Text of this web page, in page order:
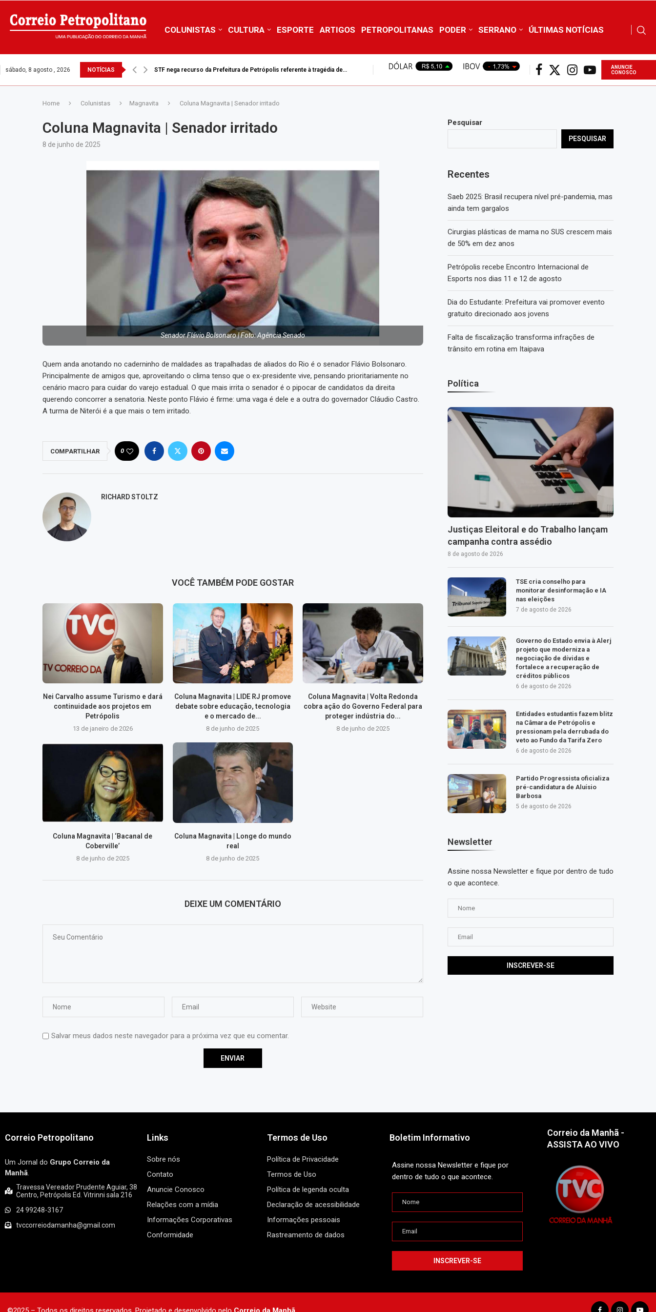
COLUNISTAS CULTURA ESPORTE ARTIGOS PETROPOLITANAS PODER SERRANO ÚLTIMAS NOTÍCIAS
sábado, 8 agosto , 2026 NOTÍCIAS STF nega recurso da Prefeitura de Petrópolis referente à tragédia de...
ANUNCIE
CONOSCO
Home Colunistas Magnavita Coluna Magnavita | Senador irritado
Coluna Magnavita | Senador irritado
8 de junho de 2025
Senador Flávio Bolsonaro | Foto: Agência Senado
Quem anda anotando no caderninho de maldades as trapalhadas de aliados do Rio é o senador Flávio Bolsonaro.
Principalmente de amigos que, aproveitando o clima tenso que o ex-presidente vive, pensando prioritariamente no
cenário macro para cuidar do varejo estadual. O que mais irrita o senador é o pipocar de candidatos da direita
querendo concorrer a senatoria. Neste ponto Flávio é firme: uma vaga é dele e a outra do governador Cláudio Castro.
A turma de Niterói é a que mais o tem irritado.
COMPARTILHAR 0
RICHARD STOLTZ
VOCÊ TAMBÉM PODE GOSTAR
Nei Carvalho assume Turismo e dará
continuidade aos projetos em
Petrópolis
13 de janeiro de 2026
Coluna Magnavita | LIDE RJ promove
debate sobre educação, tecnologia
e o mercado de...
8 de junho de 2025
Coluna Magnavita | Volta Redonda
cobra ação do Governo Federal para
proteger indústria do...
8 de junho de 2025
Coluna Magnavita | ‘Bacanal de
Coberville’
8 de junho de 2025
Coluna Magnavita | Longe do mundo
real
8 de junho de 2025
DEIXE UM COMENTÁRIO
Salvar meus dados neste navegador para a próxima vez que eu comentar.
Pesquisar
PESQUISAR
Recentes
Saeb 2025: Brasil recupera nível pré-pandemia, mas
ainda tem gargalos
Cirurgias plásticas de mama no SUS crescem mais
de 50% em dez anos
Petrópolis recebe Encontro Internacional de
Esports nos dias 11 e 12 de agosto
Dia do Estudante: Prefeitura vai promover evento
gratuito direcionado aos jovens
Falta de fiscalização transforma infrações de
trânsito em rotina em Itaipava
Política
Justiças Eleitoral e do Trabalho lançam
campanha contra assédio
8 de agosto de 2026
TSE cria conselho para
monitorar desinformação e IA
nas eleições
7 de agosto de 2026
Governo do Estado envia à Alerj
projeto que moderniza a
negociação de dívidas e
fortalece a recuperação de
créditos públicos
6 de agosto de 2026
Entidades estudantis fazem blitz
na Câmara de Petrópolis e
pressionam pela derrubada do
veto ao Fundo da Tarifa Zero
6 de agosto de 2026
Partido Progressista oficializa
pré-candidatura de Aluísio
Barbosa
5 de agosto de 2026
Newsletter
Assine nossa Newsletter e fique por dentro de tudo
o que acontece.
Correio Petropolitano
Um Jornal do Grupo Correio da
Manhã.
Travessa Vereador Prudente Aguiar, 38
Centro, Petrópolis Ed. Vitrinni sala 216
24 99248-3167
tvccorreiodamanha@gmail.com
Links
Sobre nós
Contato
Anuncie Conosco
Relações com a mídia
Informações Corporativas
Conformidade
Termos de Uso
Política de Privacidade
Termos de Uso
Política de legenda oculta
Declaração de acessibilidade
Informações pessoais
Rastreamento de dados
Boletim Informativo
Assine nossa Newsletter e fique por
dentro de tudo o que acontece.
Correio da Manhã -
ASSISTA AO VIVO